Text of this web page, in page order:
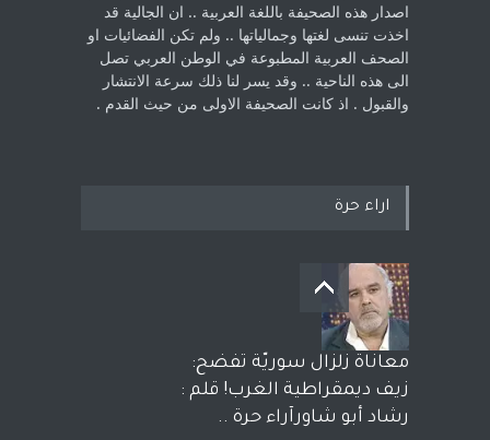
اصدار هذه الصحيفة باللغة العربية .. ان الجالية قد
اخذت ‏تنسى لغتها وجمالياتها .. ولم تكن الفضائيات او
الصحف العربية المطبوعة في الوطن ‏العربي تصل
الى هذه الناحية .. وقد يسر لنا ذلك سرعة الانتشار
والقبول . اذ كانت ‏الصحيفة الاولى من حيث القدم . ‏
اراء حرة
معاناة زلزال سوريّة تفضح:
زيف ديمقراطية الغرب! قلم :
رشاد أبو شاورآراء حرة ..